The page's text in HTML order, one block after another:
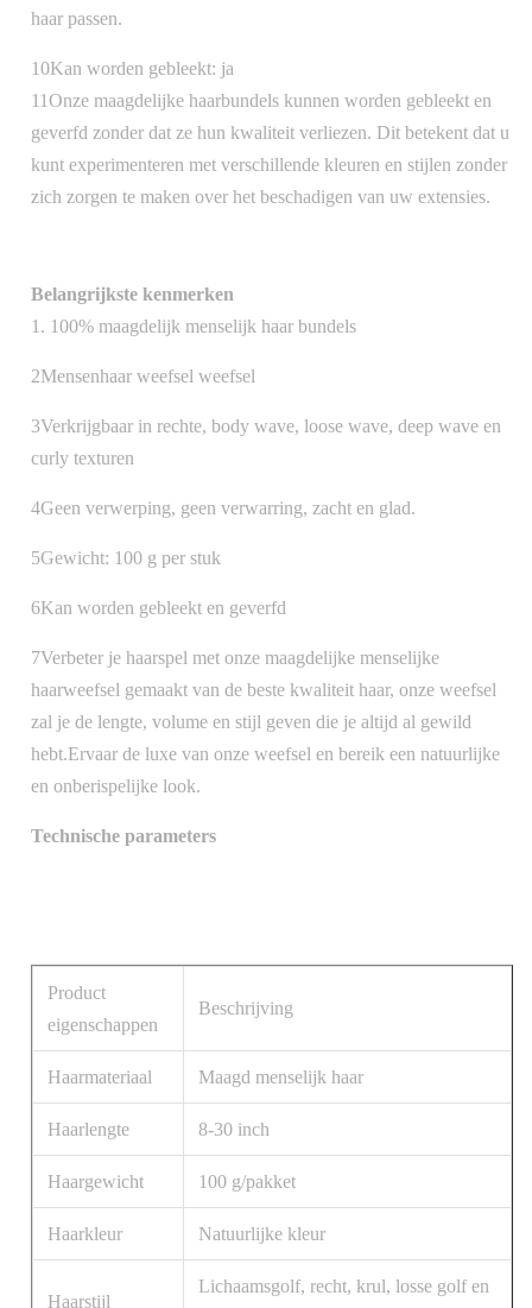
haar passen.
10Kan worden gebleekt: ja
11Onze maagdelijke haarbundels kunnen worden gebleekt en
geverfd zonder dat ze hun kwaliteit verliezen. Dit betekent dat u
kunt experimenteren met verschillende kleuren en stijlen zonder
zich zorgen te maken over het beschadigen van uw extensies.
Belangrijkste kenmerken
1. 100% maagdelijk menselijk haar bundels
2Mensenhaar weefsel weefsel
3Verkrijgbaar in rechte, body wave, loose wave, deep wave en
curly texturen
4Geen verwerping, geen verwarring, zacht en glad.
5Gewicht: 100 g per stuk
6Kan worden gebleekt en geverfd
7Verbeter je haarspel met onze maagdelijke menselijke
haarweefsel gemaakt van de beste kwaliteit haar, onze weefsel
zal je de lengte, volume en stijl geven die je altijd al gewild
hebt.Ervaar de luxe van onze weefsel en bereik een natuurlijke
en onberispelijke look.
Technische parameters
Product
eigenschappen
Beschrijving
Haarmateriaal Maagd menselijk haar
Haarlengte 8-30 inch
Haargewicht 100 g/pakket
Haarkleur Natuurlijke kleur
Haarstijl
Lichaamsgolf, recht, krul, losse golf en